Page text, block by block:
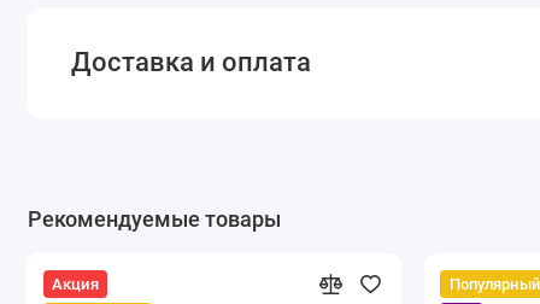
Доставка и оплата
Рекомендуемые товары
Акция
Популярный